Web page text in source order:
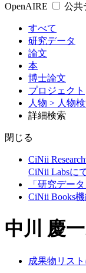
OpenAIRE
公共
すべて
研究データ
論文
本
博士論文
プロジェクト
人物 > 人物
詳細検索
閉じる
CiNii
CiNii Labsに
「研究デー
CiNii Books
中川 慶
成果物リス